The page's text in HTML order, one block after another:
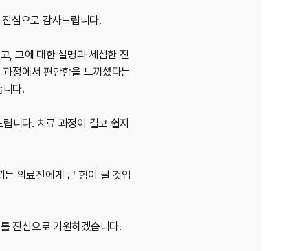
심으로 감사드립니다.
, 그에 대한 설명과 세심한 진
정에서 편안함을 느끼셨다는
니다.
니다. 치료 과정이 결코 쉽지
의료진에게 큰 힘이 될 것입
진심으로 기원하겠습니다.